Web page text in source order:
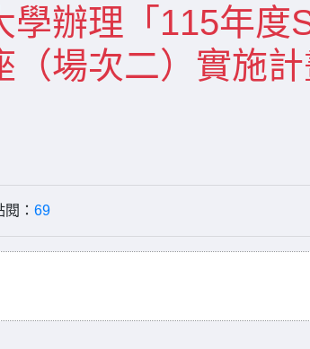
學辦理「115年度
（場次二）實施
： 69